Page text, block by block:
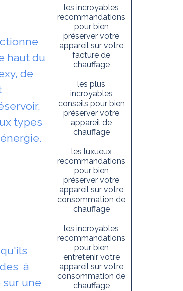
haut du
de
types
à
une
les incroyables
recommandations
pour bien
préserver votre
appareil sur votre
facture de
chauffage
les plus
incroyables
conseils pour bien
préserver votre
appareil de
chauffage
les luxueux
recommandations
pour bien
préserver votre
appareil sur votre
consommation de
chauffage
les incroyables
recommandations
pour bien
entretenir votre
appareil sur votre
consommation de
chauffage